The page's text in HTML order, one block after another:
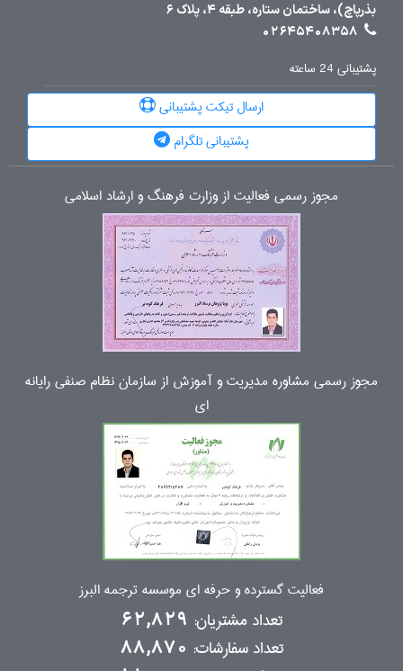
بذرپاچ)، ساختمان ستاره، طبقه 4، پلاک 6
02645408358
پشتیبانی 24 ساعته
ارسال تیکت پشتیبانی
پشتیبانی تلگرام
مجوز رسمی فعالیت از وزارت فرهنگ و ارشاد اسلامی
مجوز رسمی مشاوره مدیریت و آموزش از سازمان نظام صنفی رایانه
ای
فعالیت گسترده و حرفه ای موسسه ترجمه البرز
تعداد مشتریان: 62,829
تعداد سفارشات: 88,870